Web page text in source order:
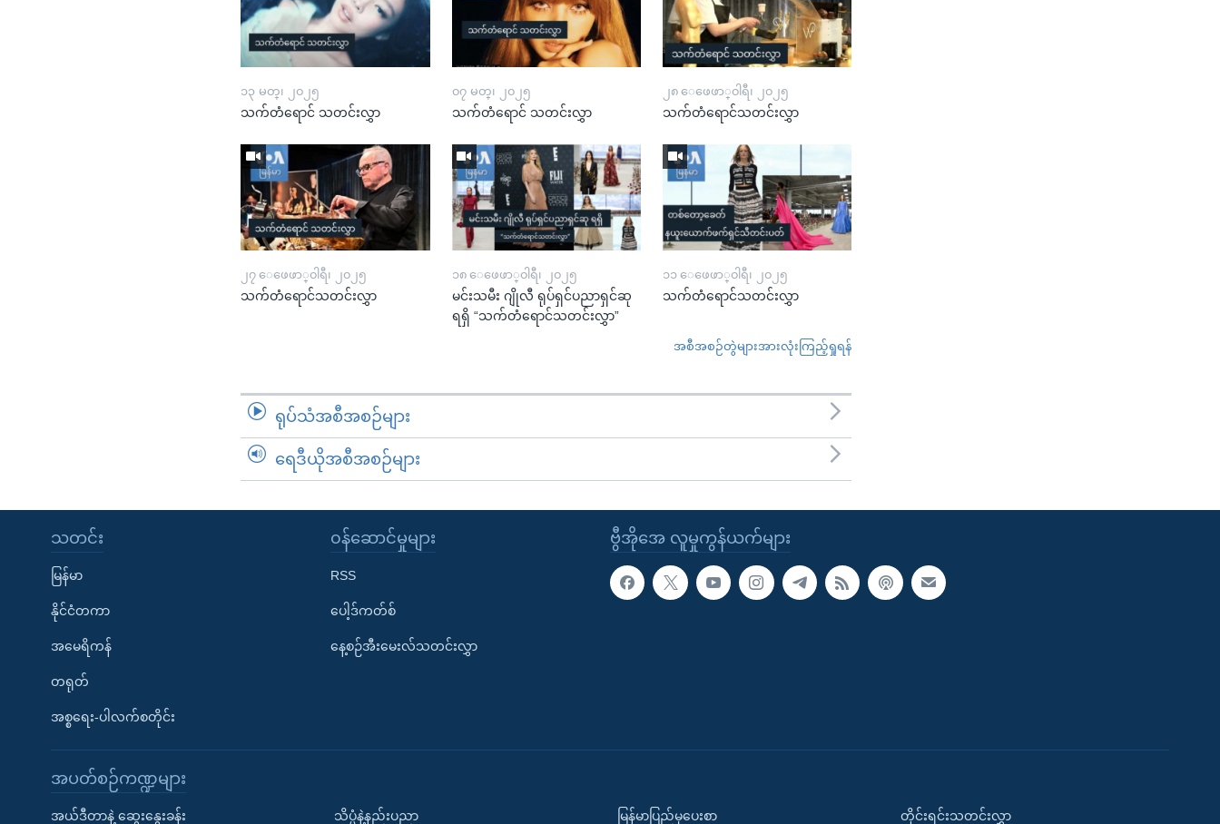
၁၃ မတ္၊ ၂၀၂၅
သက်တံရောင် သတင်းလွှာ
၀၇ မတ္၊ ၂၀၂၅
သက်တံရောင် သတင်းလွှာ
၂၈ ေဖေဖာ္၀ါရီ၊ ၂၀၂၅
သက်တံရောင်သတင်းလွှာ
၂၇ ေဖေဖာ္၀ါရီ၊ ၂၀၂၅
သက်တံရောင်သတင်းလွှာ
၁၈ ေဖေဖာ္၀ါရီ၊ ၂၀၂၅
မင်းသမီး ဂျိုလီ ရုပ်ရှင်ပညာရှင်ဆု
ရရှိ “သက်တံရောင်သတင်းလွှာ”
၁၁ ေဖေဖာ္၀ါရီ၊ ၂၀၂၅
သက်တံရောင်သတင်းလွှာ
အစီအစဉ်တွဲများအားလုံးကြည့်ရှုရန်
ရုပ်သံအစီအစဉ်များ
ရေဒီယိုအစီအစဉ်များ
ဗွီအိုအေ လူမှုကွန်ယက်များ
သတင်း
မြန်မာ
နိုင်ငံတကာ
အမေရိကန်
တရုတ်
အစ္စရေး-ပါလက်စတိုင်း
၀န်ဆောင်မှုများ
RSS
ပေါ့ဒ်ကတ်စ်
နေ့စဉ်အီးမေးလ်သတင်းလွှာ
အပတ်စဉ်ကဏ္ဍများ
အယ်ဒီတာနဲ့ ဆွေးနွေးခန်း သိပ္ပံနဲ့နည်းပညာ မြန်မာပြည်မှပေးစာ တိုင်းရင်းသတင်းလွှာ